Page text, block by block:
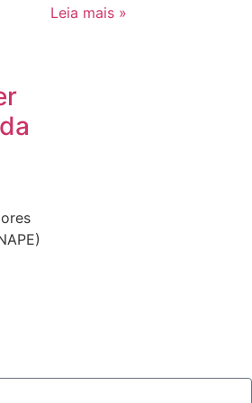
Leia mais »